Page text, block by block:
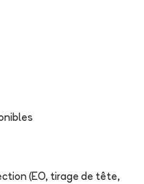
(EO, tirage de tête,